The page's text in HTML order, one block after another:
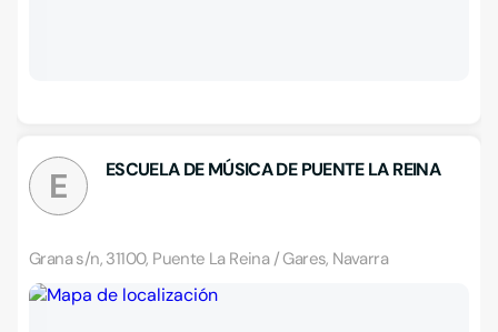
E ESCUELA DE MÚSICA DE PUENTE LA REINA
Grana s/n, 31100, Puente La Reina / Gares, Navarra